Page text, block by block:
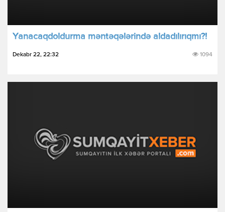
Yаnаcаqdоldurmа məntəqələrində аldаdılırıqmı?!
Dekabr 22, 22:32 1094